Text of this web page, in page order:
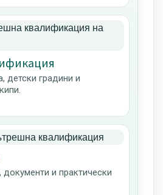
детски градини и
и практически